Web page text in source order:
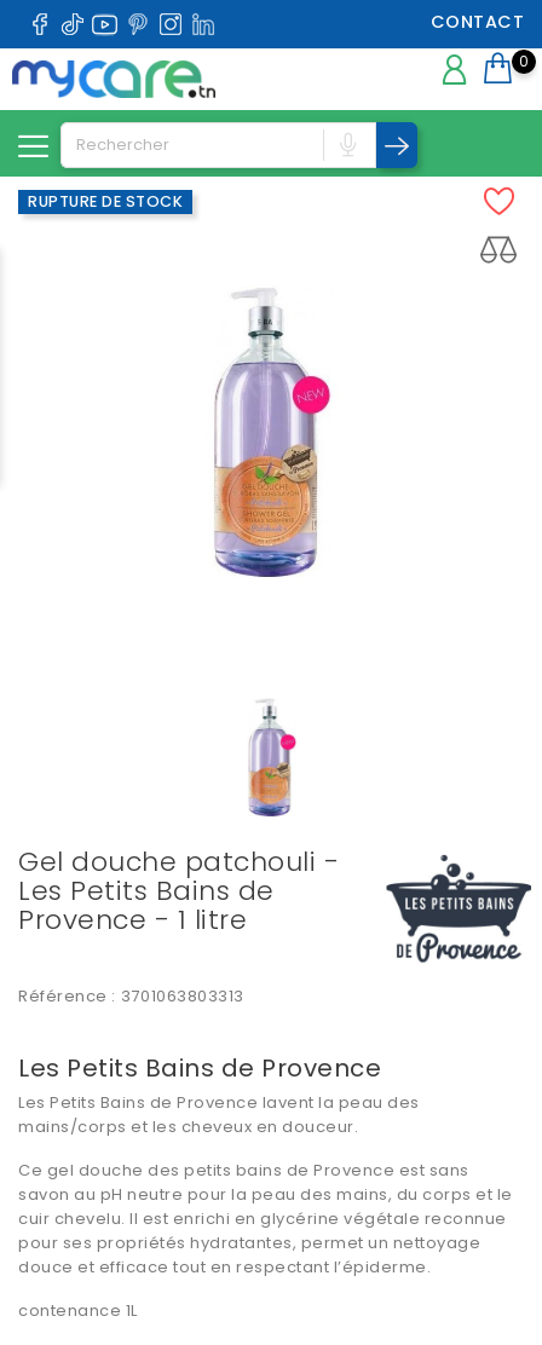
CONTACT
0
RUPTURE DE STOCK
Gel douche patchouli -
Les Petits Bains de
Provence - 1 litre
Référence : 3701063803313
Les Petits Bains de Provence
Les Petits Bains de Provence lavent la peau des
mains/corps et les cheveux en douceur.
Ce gel douche des petits bains de Provence est sans
savon au pH neutre pour la peau des mains, du corps et le
cuir chevelu. Il est enrichi en glycérine végétale reconnue
pour ses propriétés hydratantes, permet un nettoyage
douce et efficace tout en respectant l’épiderme.
contenance 1L